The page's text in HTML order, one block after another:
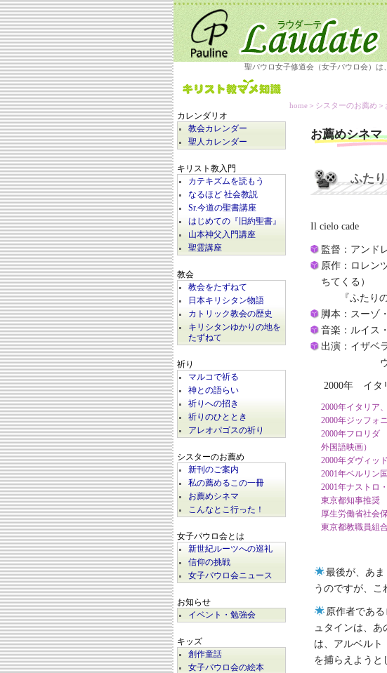
聖パウロ女子修道会（女子パウロ会）は
カレンダリオ
教会カレンダー
聖人カレンダー
キリスト教入門
カテキズムを読もう
なるほど 社会教説
Sr.今道の聖書講座
はじめての『旧約聖書』
山本神父入門講座
聖霊講座
教会
教会をたずねて
日本キリシタン物語
カトリック教会の歴史
キリシタンゆかりの地を
たずねて
祈り
マルコで祈る
神との語らい
祈りへの招き
祈りのひととき
アレオパゴスの祈り
シスターのお薦め
新刊のご案内
私の薦めるこの一冊
お薦めシネマ
こんなとこ行った！
女子パウロ会とは
新世紀ルーツへの巡礼
信仰の挑戦
女子パウロ会ニュース
お知らせ
イベント・勉強会
キッズ
創作童話
女子パウロ会の絵本
home ＞シスターのお薦め＞
お薦めシネマ
ふたり
Il cielo cade
監督：アンド
原作：ロレン
ちてくる）
『ふたりの
脚本：スーゾ
音楽：ルイス
出演：イザベ
ヴェロニ
2000年 イタ
2000年イタリア
2000年ジッフォ
2000年フロリダ
外国語映画）
2000年ダヴィッ
2001年ベルリン
2001年ナストロ
東京都知事推奨
厚生労働省社会
東京都教職員組
最後が、あ
うのですが、こ
原作者であ
ュタインは、
は、アルベルト
を捕らえようと